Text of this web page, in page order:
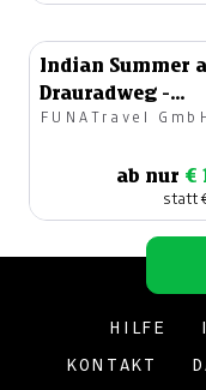
Indian Summer
Drauradweg -
Radreise im
FUNATravel GmbH
ab nur €
statt
HILFE
KONTAKT